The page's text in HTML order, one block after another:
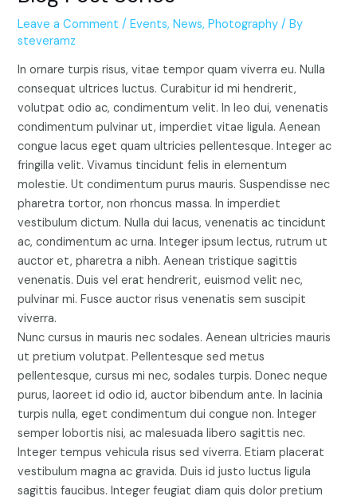
Leave a Comment /Events,News,Photography / By
steveramz
In ornare turpis risus, vitae tempor quam viverra eu. Nulla
consequat ultrices luctus. Curabitur id mi hendrerit,
volutpat odio ac, condimentum velit. In leo dui, venenatis
condimentum pulvinar ut, imperdiet vitae ligula. Aenean
congue lacus eget quam ultricies pellentesque. Integer ac
fringilla velit. Vivamus tincidunt felis in elementum
molestie. Ut condimentum purus mauris. Suspendisse nec
pharetra tortor, non rhoncus massa. In imperdiet
vestibulum dictum. Nulla dui lacus, venenatis ac tincidunt
ac, condimentum ac urna. Integer ipsum lectus, rutrum ut
auctor et, pharetra a nibh. Aenean tristique sagittis
venenatis. Duis vel erat hendrerit, euismod velit nec,
pulvinar mi. Fusce auctor risus venenatis sem suscipit
viverra.
Nunc cursus in mauris nec sodales. Aenean ultricies mauris
ut pretium volutpat. Pellentesque sed metus
pellentesque, cursus mi nec, sodales turpis. Donec neque
purus, laoreet id odio id, auctor bibendum ante. In lacinia
turpis nulla, eget condimentum dui congue non. Integer
semper lobortis nisi, ac malesuada libero sagittis nec.
Integer tempus vehicula risus sed viverra. Etiam placerat
vestibulum magna ac gravida. Duis id justo luctus ligula
sagittis faucibus. Integer feugiat diam quis dolor pretium